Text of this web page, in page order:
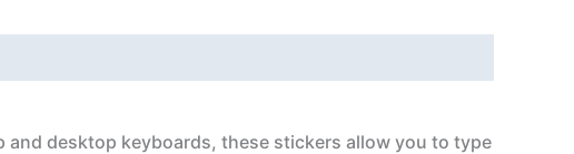
desktop keyboards, these stickers allow you to type